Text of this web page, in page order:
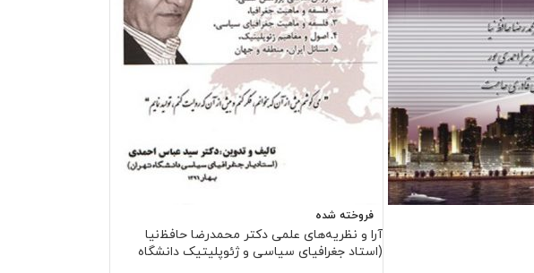
فروخته شده
آرا و نظریه‌های علمی دکتر محمدرضا حافظ‌نیا
(استاد جغرافیای سیاسی و ژئوپلیتیک دانشگاه